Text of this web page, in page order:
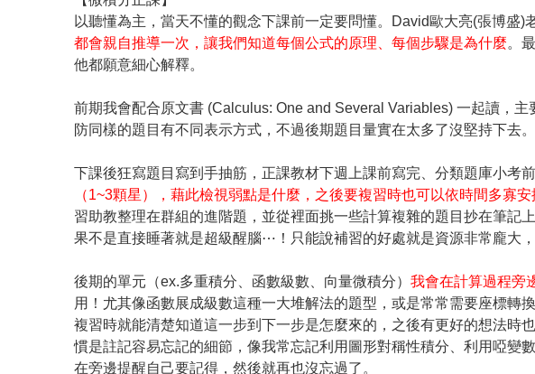
以聽懂為主，當天不懂的觀念下課前一定要問懂。David歐大亮(張博盛)
都會親自推導一次，讓我們知道每個公式的原理、每個步驟是為什麼。
他都願意細心解釋。
前期我會配合原文書 (Calculus: One and Several Variables) 一起讀，
防同樣的題目有不同表示方式，不過後期題目量實在太多了沒堅持下去。
下課後狂寫題目寫到手抽筋，正課教材下週上課前寫完、分類題庫小考前
（1~3顆星），藉此檢視弱點是什麼，之後要複習時也可以依時間多寡安
習助教整理在群組的進階題，並從裡面挑一些計算複雜的題目抄在筆記
果不是直接睡著就是超級醒腦⋯！只能說補習的好處就是資源非常龐大，
後期的單元（ex.多重積分、函數級數、向量微積分） 我會在計算過程旁
用！尤其像函數展成級數這種一大堆解法的題型，或是常常需要座標轉
複習時就能清楚知道這一步到下一步是怎麼來的，之後有更好的想法時
慣是註記容易忘記的細節，像我常忘記利用圖形對稱性積分、利用啞變
在旁邊提醒自己要記得，然後就再也沒忘過了。